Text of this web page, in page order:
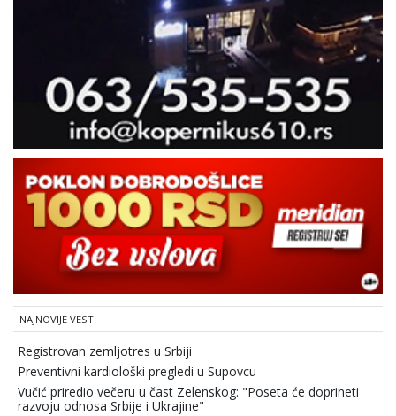
NAJNOVIJE VESTI
Registrovan zemljotres u Srbiji
Preventivni kardiološki pregledi u Supovcu
Vučić priredio večeru u čast Zelenskog: "Poseta će doprineti
razvoju odnosa Srbije i Ukrajine"